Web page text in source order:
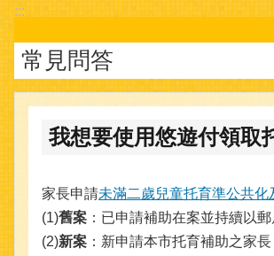
:::
常見問答
我想要使用悠遊付領取
家長申請未滿二歲兒童托育準公共化
(1)舊案 ：已申請補助在案並持續以
(2)新案 ：新申請本市托育補助之家